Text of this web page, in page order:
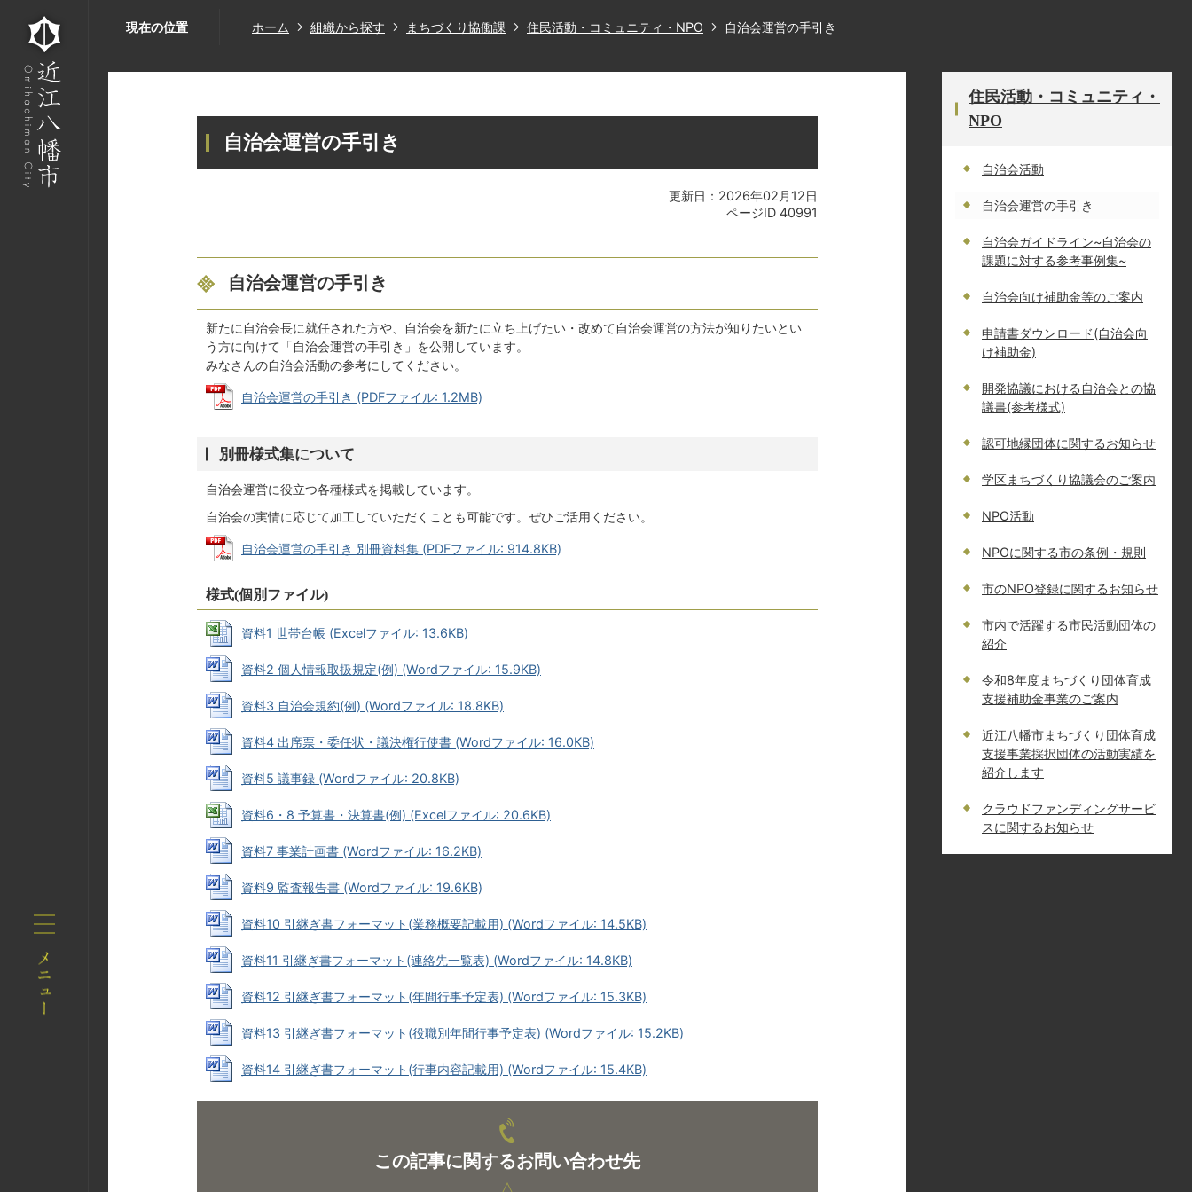
現在の位置 ホーム 組織から探す まちづくり協働課 住民活動・コミュニティ・NPO 自治会運営の手引き
自治会運営の手引き
更新日：2026年02月12日
ページID 40991
自治会運営の手引き
新たに自治会長に就任された方や、自治会を新たに立ち上げたい・改めて自治会運営の方法が知りたいとい
う方に向けて「自治会運営の手引き」を公開しています。
みなさんの自治会活動の参考にしてください。
自治会運営の手引き (PDFファイル: 1.2MB)
別冊様式集について
自治会運営に役立つ各種様式を掲載しています。
自治会の実情に応じて加工していただくことも可能です。ぜひご活用ください。
自治会運営の手引き 別冊資料集 (PDFファイル: 914.8KB)
様式(個別ファイル)
資料1 世帯台帳 (Excelファイル: 13.6KB)
資料2 個人情報取扱規定(例) (Wordファイル: 15.9KB)
資料3 自治会規約(例) (Wordファイル: 18.8KB)
資料4 出席票・委任状・議決権行使書 (Wordファイル: 16.0KB)
資料5 議事録 (Wordファイル: 20.8KB)
資料6・8 予算書・決算書(例) (Excelファイル: 20.6KB)
資料7 事業計画書 (Wordファイル: 16.2KB)
資料9 監査報告書 (Wordファイル: 19.6KB)
資料10 引継ぎ書フォーマット(業務概要記載用) (Wordファイル: 14.5KB)
資料11 引継ぎ書フォーマット(連絡先一覧表) (Wordファイル: 14.8KB)
資料12 引継ぎ書フォーマット(年間行事予定表) (Wordファイル: 15.3KB)
資料13 引継ぎ書フォーマット(役職別年間行事予定表) (Wordファイル: 15.2KB)
資料14 引継ぎ書フォーマット(行事内容記載用) (Wordファイル: 15.4KB)
この記事に関するお問い合わせ先
住民活動・コミュニティ・
NPO
自治会活動
自治会運営の手引き
自治会ガイドライン~自治会の
課題に対する参考事例集~
自治会向け補助金等のご案内
申請書ダウンロード(自治会向
け補助金)
開発協議における自治会との協
議書(参考様式)
認可地縁団体に関するお知らせ
学区まちづくり協議会のご案内
NPO活動
NPOに関する市の条例・規則
市のNPO登録に関するお知らせ
市内で活躍する市民活動団体の
紹介
令和8年度まちづくり団体育成
支援補助金事業のご案内
近江八幡市まちづくり団体育成
支援事業採択団体の活動実績を
紹介します
クラウドファンディングサービ
スに関するお知らせ